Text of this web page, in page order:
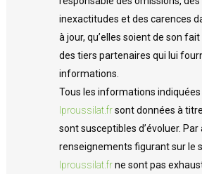
inexactitudes et des carences
à jour, qu’elles soient de son
des tiers partenaires qui lui
informations.
Tous les informations indiquées
lproussilat.frsont données à
sont susceptibles d’évoluer. Par
renseignements figurant sur le
lproussilat.frne sont pas